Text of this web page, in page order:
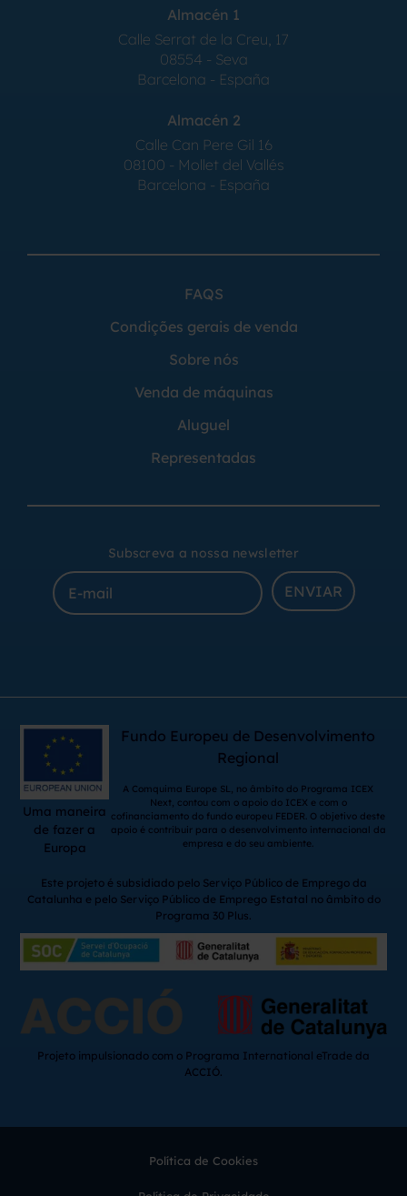
Almacén 1
Calle Serrat de la Creu, 17
08554 - Seva
Barcelona - España
Almacén 2
Calle Can Pere Gil 16
08100 - Mollet del Vallés
Barcelona - España
FAQS
Condições gerais de venda
Sobre nós
Venda de máquinas
Aluguel
Representadas
Subscreva a nossa newsletter
ENVIAR
Uma maneira
de fazer a
Europa
Fundo Europeu de Desenvolvimento
Regional
A Comquima Europe SL, no âmbito do Programa ICEX
Next, contou com o apoio do ICEX e com o
cofinanciamento do fundo europeu FEDER. O objetivo deste
apoio é contribuir para o desenvolvimento internacional da
empresa e do seu ambiente.
Este projeto é subsidiado pelo Serviço Público de Emprego da
Catalunha e pelo Serviço Público de Emprego Estatal no âmbito do
Programa 30 Plus.
Projeto impulsionado com o Programa International eTrade da
ACCIÓ.
Política de Cookies